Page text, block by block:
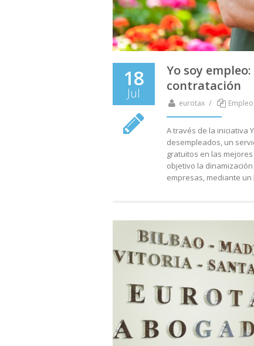
18
Jul
Yo soy
contratación
eurotax / Empleo
A través de la iniciativa
desempleados, un
gratuitos en las
objetivo la
empresas, mediante